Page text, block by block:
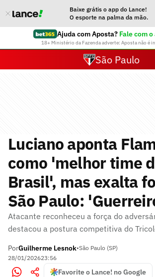
Baixe grátis o app do Lance!
O esporte na palma da mão.
Ajuda com Aposta? Fale com
18+ Ministério da Fazenda adverte: Aposta não é
São Paulo
Luciano aponta
como 'melhor time
Brasil', mas exalta
São Paulo:
Atacante reconheceu a força do
destacou a postura competitiva do
PorGuilherme Lesnok•São Paulo (SP)
28/01/202623:56
Favorite o Lance! no Google